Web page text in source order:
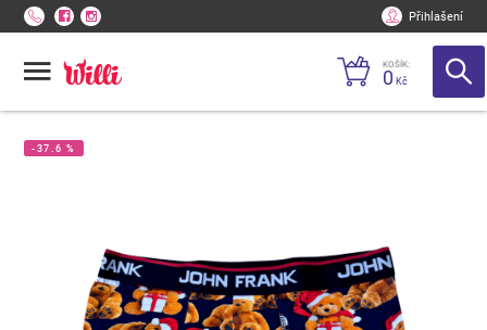
Přihlašení
KOŠÍK:
0 Kč
-37.6 %